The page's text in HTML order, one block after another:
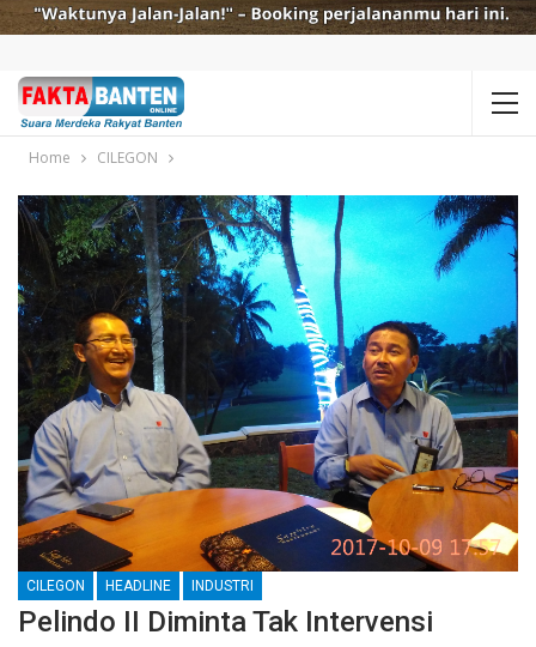
Home CILEGON
CILEGON HEADLINE INDUSTRI
Pelindo II Diminta Tak Intervensi